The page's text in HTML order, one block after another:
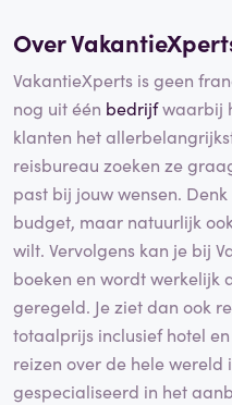
Over
VakantieXperts is geen
nog uit één bedrijfwaarbij
klanten het
reisbureau zoeken ze
past bij jouw wensen.
budget, maar natuurlijk
wilt. Vervolgens kan je bij
boeken en wordt werkelijk
geregeld. Je ziet dan ook
totaalprijs inclusief hotel
reizen over de hele wereld
gespecialiseerd in het